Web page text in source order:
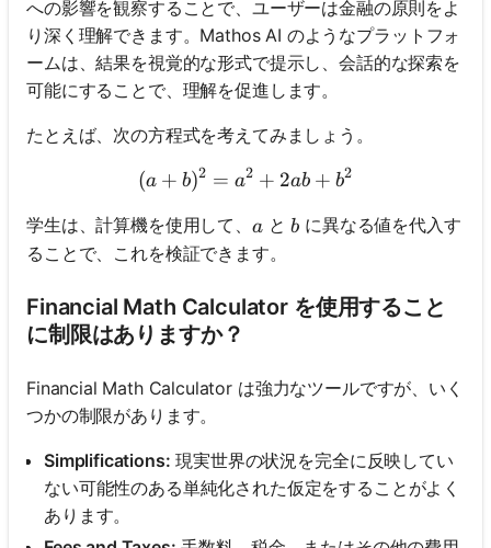
ま
だ
への影響を観察することで、ユーザーは金融の原則をよ
り深く理解できます。Mathos AI のようなプラットフォ
ームは、結果を視覚的な形式で提示し、会話的な探索を
可能にすることで、理解を促進します。
たとえば、次の方程式を考えてみましょう。
(a + b)^2 = a^2 + 2ab +
(a + b)2 = a2 + 2ab + b2
学生は、計算機を使用して、 a
aとb
b に異なる値を代入す
ることで、これを検証できます。
Financial Math Calculator を使用すること
に制限はありますか？
Financial Math Calculator は強力なツールですが、いく
つかの制限があります。
Simplifications: 現実世界の状況を完全に反映してい
ない可能性のある単純化された仮定をすることがよく
あります。